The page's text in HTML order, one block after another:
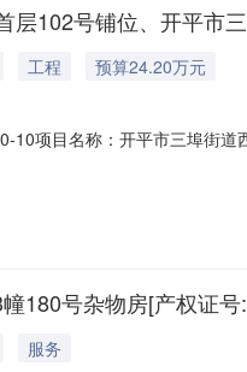
层102号铺位、开平市
工程
预算24.20万元
10项目名称：开平市三埠街
司委托，我司通过公开市场
180号杂物房[产权证
服务